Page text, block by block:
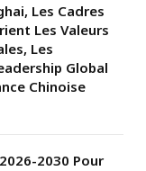
Les Cadres
Les Valeurs
Les
Global
Chinoise
2030 Pour